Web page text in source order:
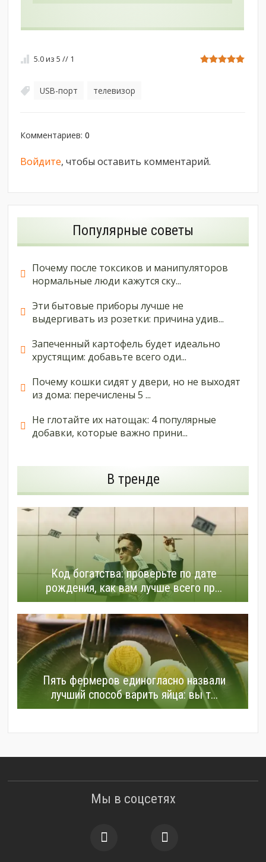
5.0из5 // 1
USB-порт телевизор
Комментариев:0
Войдите, чтобы оставить комментарий.
Популярные советы
Почему после токсиков и манипуляторов
нормальные люди кажутся ску...
Эти бытовые приборы лучше не
выдергивать из розетки: причина удив...
Запеченный картофель будет идеально
хрустящим: добавьте всего оди...
Почему кошки сидят у двери, но не выходят
из дома: перечислены 5 ...
Не глотайте их натощак: 4 популярные
добавки, которые важно прини...
В тренде
Код богатства: проверьте по дате
рождения, как вам лучше всего пр...
Пять фермеров единогласно назвали
лучший способ варить яйца: вы т...
Мы в соцсетях